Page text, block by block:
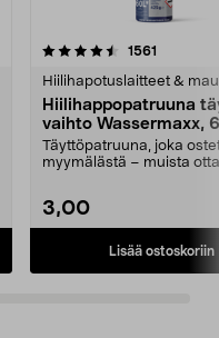
1561
Hiilihapotuslaitteet &
Hiilihappopatruuna
vaihto Wassermaxx,
Täyttöpatruuna, joka
myymälästä – muista
3,00
Lisää ostoskoriin
4.5viidestä